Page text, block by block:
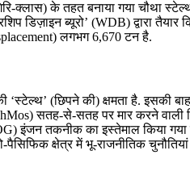
2026
2026
क्लास) के तहत बनाया गया
डिज़ाइन ब्यूरो’ (WDB) द्वारा
लगभग 6,670 टन है.
‘स्टेल्थ’ (छिपने की) क्षमता है.
सतह-से-सतह पर मार करने वाली
इंजन तकनीक का इस्तेमाल किया
क्षेत्र में भू-राजनीतिक चुनौतियां